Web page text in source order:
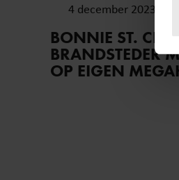
4 december 2023
BONNIE ST.
BRANDSTEDER
OP EIGEN